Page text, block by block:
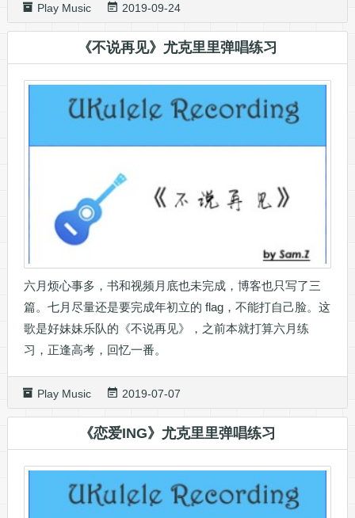
Play Music 2019-09-24
《不说再见》尤克里里弹唱练习
六月烦心事多，书和视频月底也未完成，博客也只写了三
篇。七月尽量还是要完成年初立的 flag，不能打自己脸。这
歌是好妹妹乐队的《不说再见》，之前本就打算六月练
习，正逢高考，回忆一番。
Play Music 2019-07-07
《恋爱ING》尤克里里弹唱练习